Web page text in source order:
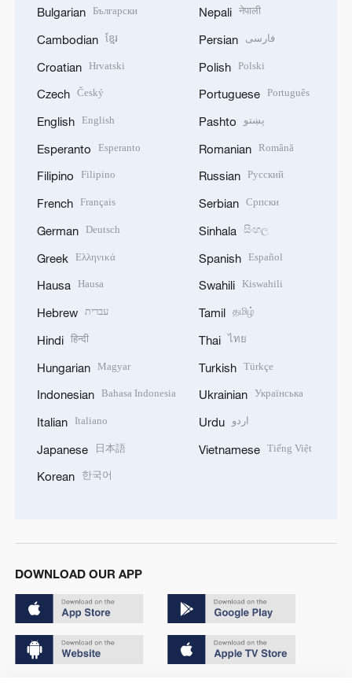
Bulgarian Български
Cambodian ខ្មែរ
Croatian Hrvatski
Czech Český
English English
Esperanto Esperanto
Filipino Filipino
French Français
German Deutsch
Greek Ελληνικά
Hausa Hausa
Hebrew עברית
Hindi हिन्दी
Hungarian Magyar
Indonesian Bahasa Indonesia
Italian Italiano
Japanese 日本語
Korean 한국어
Nepali नेपाली
Persian فارسی
Polish Polski
Portuguese Português
Pashto پښتو
Romanian Română
Russian Русский
Serbian Српски
Sinhala සිංහල
Spanish Español
Swahili Kiswahili
Tamil தமிழ்
Thai ไทย
Turkish Türkçe
Ukrainian Українська
Urdu اردو
Vietnamese Tiếng Việt
DOWNLOAD OUR APP